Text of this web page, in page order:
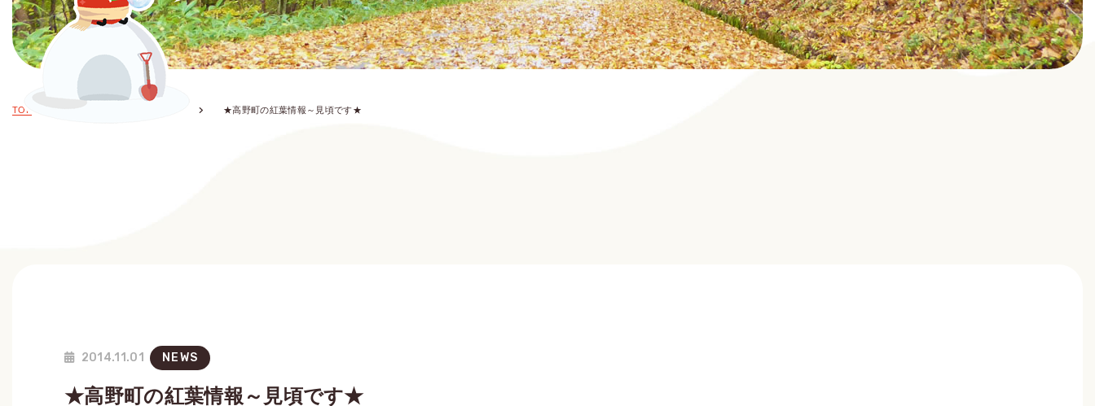
TOP お知らせ・イベント情報 ★高野町の紅葉情報～見頃です★
2014.11.01 NEWS
★高野町の紅葉情報～見頃です★